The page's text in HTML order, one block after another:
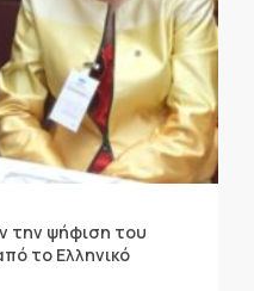
την ψήφιση του
το Ελληνικό